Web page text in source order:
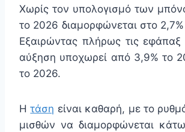
Χωρίς τον υπολογισμό των
το 2026 διαμορφώνεται στο
Εξαιρώντας πλήρως τις
αύξηση υποχωρεί από 3,9% το
το 2026.
Ητάση είναι καθαρή, με το
μισθών να διαμορφώνεται